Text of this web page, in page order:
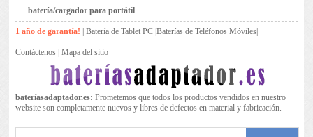
batería/cargador para portátil
1 año de garantía! |Batería de Tablet PC |Baterías de Teléfonos Móviles
Contáctenos |Mapa del sitio
bateríasadaptador.es: Prometemos que todos los productos vendidos en nuestro
website son completamente nuevos y libres de defectos en material y fabricación.